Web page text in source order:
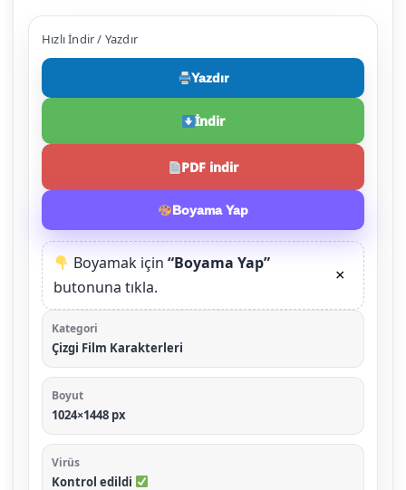
Hızlı İndir / Yazdır
Yazdır
İndir
PDF indir
Boyama Yap
Boyamak için“Boyama Yap”
butonuna tıkla.
×
Kategori
Çizgi Film Karakterleri
Boyut
1024×1448 px
Virüs
Kontrol edildi